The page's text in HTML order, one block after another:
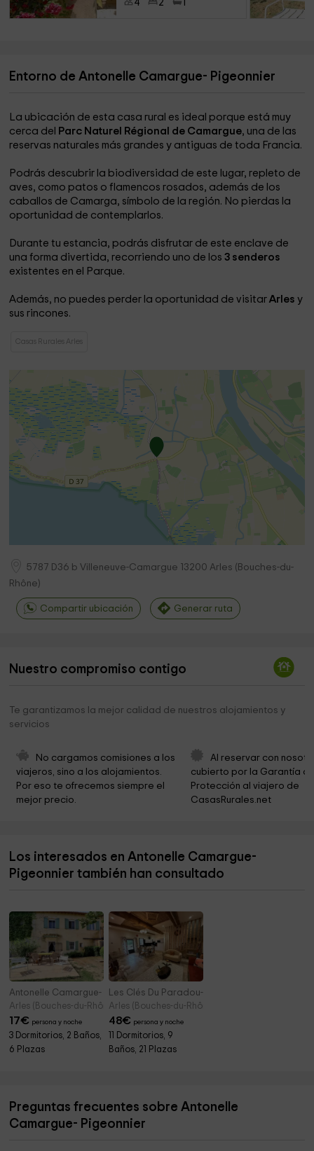
4 2
Entorno de Antonelle Camargue- Pigeonnier
La ubicación de esta casa rural es ideal porque está muy
cerca del
Parc Naturel Régional de Camargue, una de las
reservas naturales más grandes y antiguas de toda Francia.
Podrás descubrir la biodiversidad de este lugar, repleto de
aves, como patos o flamencos rosados, además de los
caballos de Camarga, símbolo de la región. No pierdas la
oportunidad de contemplarlos.
Durante tu estancia, podrás disfrutar de este enclave de
una forma divertida, recorriendo uno de los3 senderos
existentes en el Parque.
Además, no puedes perder la oportunidad de visitarArlesy
sus rincones.
Casas Rurales Arles
5787 D36 b Villeneuve-Camargue 13200 Arles ( Bouches-du-
Rhône)
Compartir ubicación Generar ruta
Nuestro compromiso contigo
Te garantizamos la mejor calidad de nuestros alojamientos y
servicios
No cargamos comisiones a los
viajeros, sino a los alojamientos.
Por eso te ofrecemos siempre el
mejor precio.
Al reservar con
cubierto por la Garantía
Protección al viajero de
CasasRurales.net
Los interesados en Antonelle Camargue-
Pigeonnier también han consultado
Antonelle Camargue- Jardin
Arles (Bouches-du-Rhône)
17€ persona y noche
3 Dormitorios, 2 Baños,
6 Plazas
Les Clés Du Paradou-Domaine de la Tapie de
Arles (Bouches-du-Rhône)
48€ persona y noche
11 Dormitorios, 9
Baños, 21 Plazas
Preguntas frecuentes sobre Antonelle
Camargue- Pigeonnier